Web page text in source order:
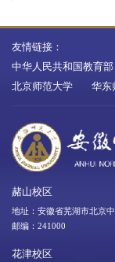
友情链接：
中华人民共和国教育部
北京师范大学
华东
赭山校区
地址：安徽省芜湖市北京
邮编：241000
花津校区